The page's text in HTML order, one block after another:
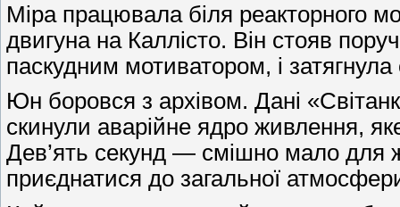
Міра працювала біля реакторного
двигуна на Каллісто. Він стояв
паскудним мотиватором, і
Юн боровся з архівом. Дані
скинули аварійне ядро живлення,
Дев’ять секунд — смішно мало для
приєднатися до загальної